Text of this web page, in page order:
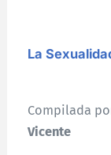
La
Compilada
Vicente